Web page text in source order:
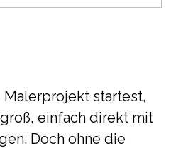
startest,
einfach direkt mit
Doch ohne die